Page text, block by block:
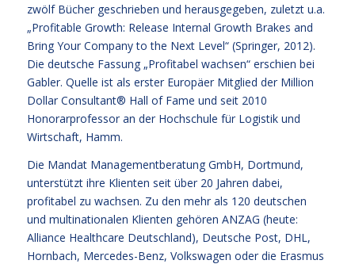
zwölf Bücher geschrieben und herausgegeben, zuletzt u.a.
„Profitable Growth: Release Internal Growth Brakes and
Bring Your Company to the Next Level“ (Springer, 2012).
Die deutsche Fassung „Profitabel wachsen“ erschien bei
Gabler. Quelle ist als erster Europäer Mitglied der Million
Dollar Consultant® Hall of Fame und seit 2010
Honorarprofessor an der Hochschule für Logistik und
Wirtschaft, Hamm.
Die Mandat Managementberatung GmbH, Dortmund,
unterstützt ihre Klienten seit über 20 Jahren dabei,
profitabel zu wachsen. Zu den mehr als 120 deutschen
und multinationalen Klienten gehören ANZAG (heute:
Alliance Healthcare Deutschland), Deutsche Post, DHL,
Hornbach, Mercedes-Benz, Volkswagen oder die Erasmus